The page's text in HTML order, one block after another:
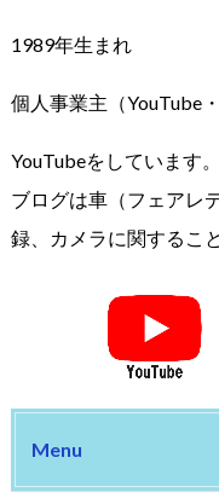
1989年生まれ
個人事業主（YouTube
YouTubeをしています。
ブログは車（フェアレ
録、カメラに関するこ
Menu